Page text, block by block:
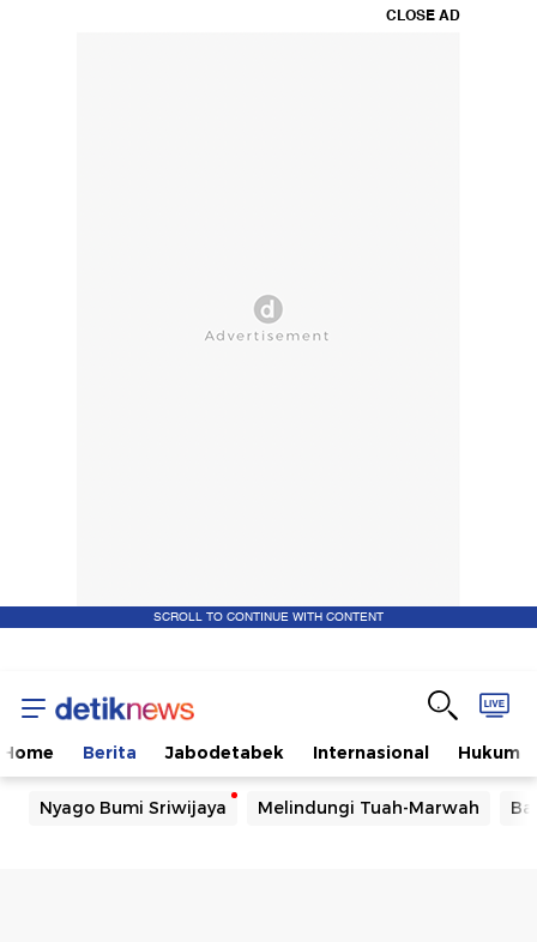
CLOSE AD
SCROLL TO CONTINUE WITH CONTENT
Home Berita Jabodetabek Internasional Hukum
Nyago Bumi Sriwijaya Melindungi Tuah-Marwah